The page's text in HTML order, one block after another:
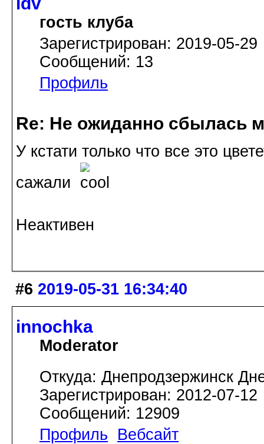
гость клуба
Зарегистрирован: 2019-05-29
Сообщений: 13
Профиль
Re: Не ожиданно сбылась
У кстати только что все это
сажали
Неактивен
#6 2019-05-31 16:34:40
innochka
Moderator
Откуда: Днепродзержинск
Зарегистрирован: 2012-07-12
Сообщений: 12909
Профиль
Вебсайт